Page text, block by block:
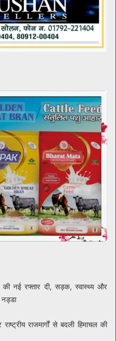
की नई रफ्तार दी, सड़क, स्वास्थ्य और
नड्डा
राजमार्गों से बदली हिमाचल की